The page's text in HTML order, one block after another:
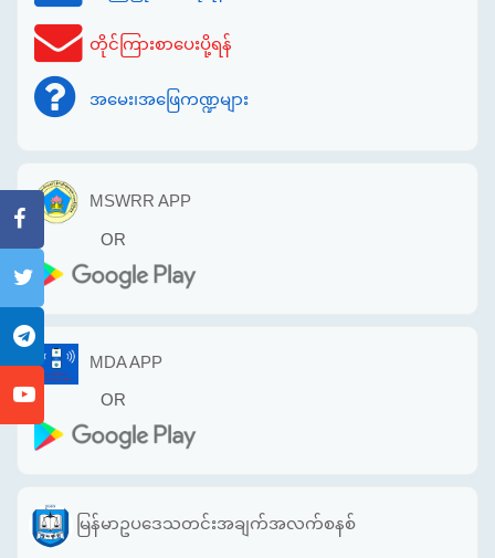
တိုင်ကြားစာပေးပို့ရန်
အမေး၊အဖြေကဏ္ဍများ
MSWRR APP
OR
MDA APP
OR
မြန်မာဥပဒေသတင်းအချက်အလက်စနစ်